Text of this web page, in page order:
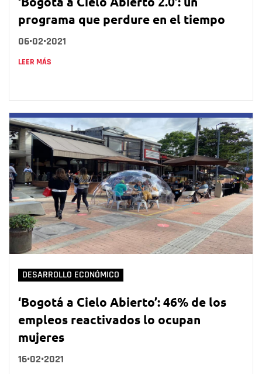
programa que perdure en el tiempo
06•02•2021
LEER MÁS
DESARROLLO ECONÓMICO
‘Bogotá a Cielo Abierto’: 46% de los
empleos reactivados lo ocupan
mujeres
16•02•2021